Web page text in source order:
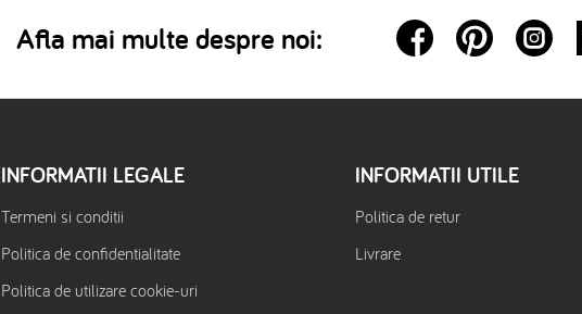
Afla mai multe despre noi:
INFORMATII LEGALE
Termeni si conditii
Politica de confidentialitate
Politica de utilizare cookie-uri
INFORMATII UTILE
Politica de retur
Livrare